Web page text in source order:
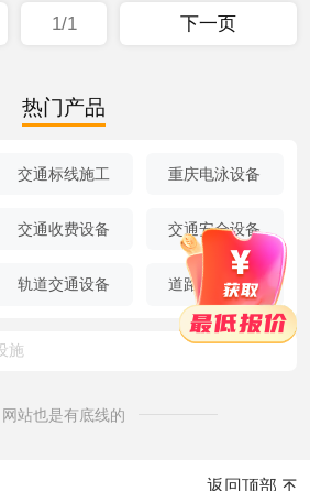
1/1 下一页
热门产品
交通标线施工 重庆电泳设备
交通收费设备 交通安全设备
轨道交通设备 道路交通设备
施
网站也是有底线的
返回顶部